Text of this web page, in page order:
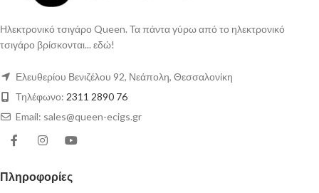
Ηλεκτρονικό τσιγάρο Queen. Τα πάντα γύρω από το ηλεκτρονικό
τσιγάρο βρίσκονται... εδώ!
Ελευθερίου Βενιζέλου 92, Νεάπολη, Θεσσαλονίκη
Τηλέφωνο: 2311 2890 76
Email: sales@queen-ecigs.gr
Πληροφορίες